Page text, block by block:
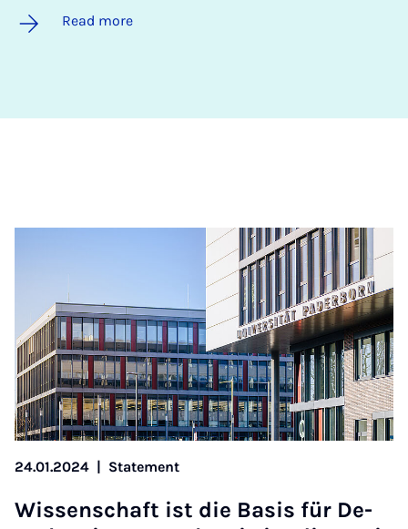
Read more
24.01.2024 | Statement
Wis­senschaft ist die Basis für De­